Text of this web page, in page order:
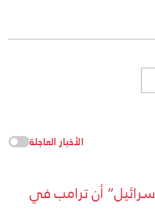
الأخبار العاجلة
أن ترامب في